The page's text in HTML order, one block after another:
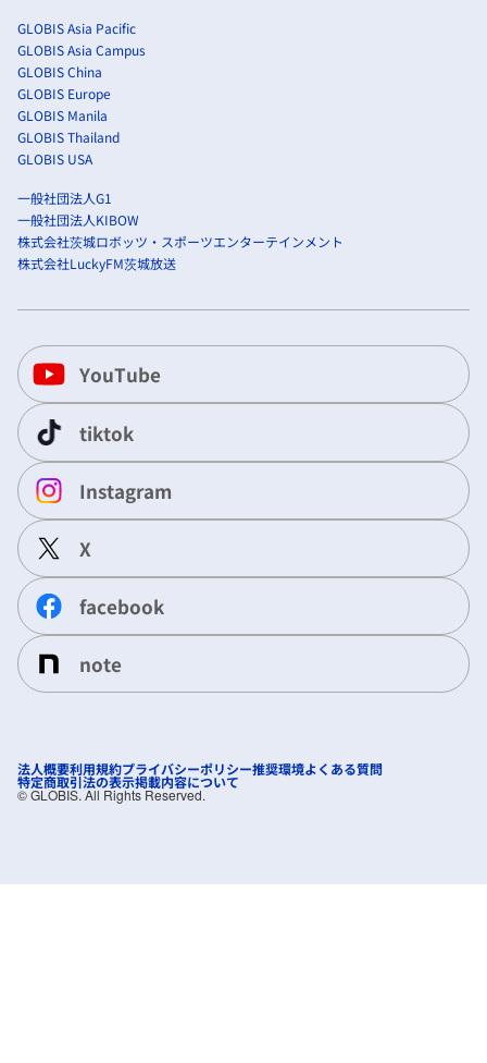
GLOBIS Asia Pacific
GLOBIS Asia Campus
GLOBIS China
GLOBIS Europe
GLOBIS Manila
GLOBIS Thailand
GLOBIS USA
一般社団法人G1
一般社団法人KIBOW
株式会社茨城ロボッツ・スポーツエンターテインメント
株式会社LuckyFM茨城放送
YouTube
tiktok
Instagram
X
facebook
note
法人概要利用規約プライバシーポリシー推奨環境よくある質問
特定商取引法の表示掲載内容について
©︎ GLOBIS. All Rights Reserved.